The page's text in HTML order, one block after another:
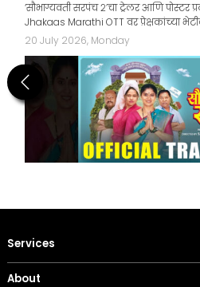
Previous
‘सौभाग्यवती सरपंच २’चा ट्रेलर आणि पोस्टर
Jhakaas Marathi OTT वर प्रेक्षकांच्या
20 July 2026, Monday
Services
About